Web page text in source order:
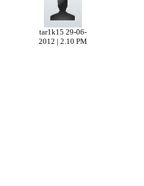
tar1k15 29-06-
2012 | 2.10 PM